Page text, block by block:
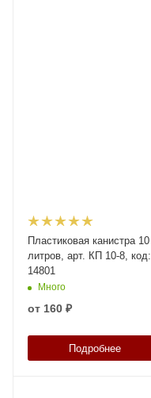
Пластиковая канистра 10
литров, арт. КП 10-8, код:
14801
Много
от 160 ₽
Подробнее